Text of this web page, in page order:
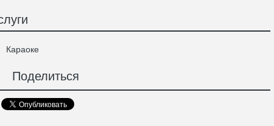
Караоке
Поделиться